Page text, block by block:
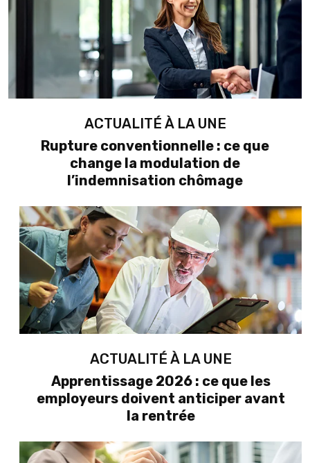
ACTUALITÉ À LA UNE
Rupture conventionnelle : ce que
change la modulation de
l’indemnisation chômage
ACTUALITÉ À LA UNE
Apprentissage 2026 : ce que les
employeurs doivent anticiper avant
la rentrée